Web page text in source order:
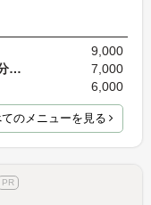
9,000
【新規限定】整体《骨盤/姿勢調整》60分コース 通常…
7,000
6,000
のメニューを見る